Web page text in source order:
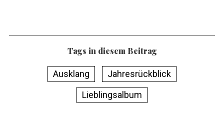
Tags in diesem Beitrag
Ausklang
Jahresrückblick
Lieblingsalbum